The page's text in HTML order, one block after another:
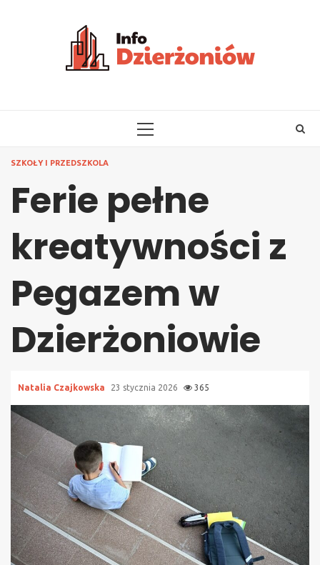
PRIMARY
SZKOŁY I PRZEDSZKOLA
Ferie pełne
kreatywności z
Pegazem w
Dzierżoniowie
Natalia Czajkowska 23 stycznia 2026 365